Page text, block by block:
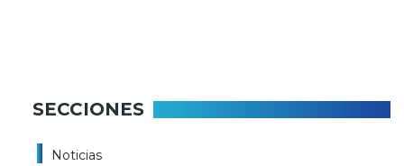
SECCIONES
Noticias